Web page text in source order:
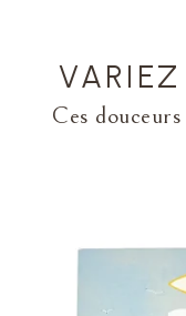
Ces